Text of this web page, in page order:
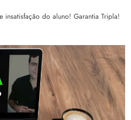
insatisfação do aluno! Garantia Tripla!